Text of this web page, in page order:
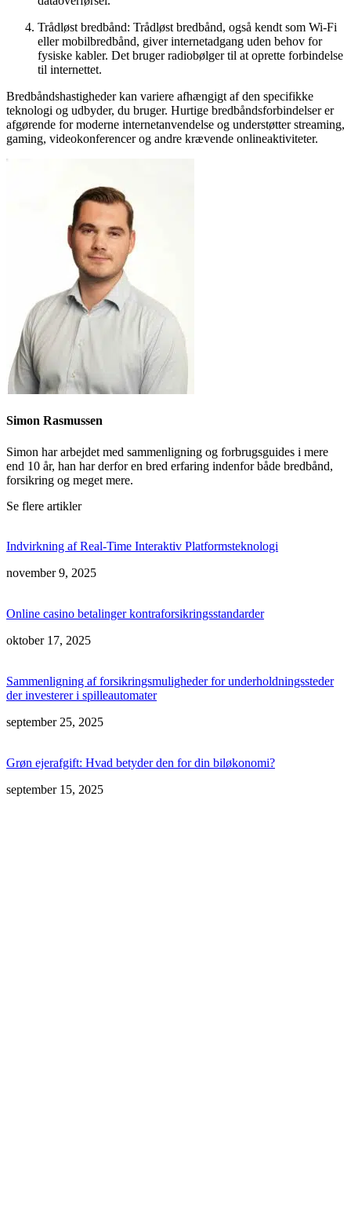
Trådløst bredbånd: Trådløst bredbånd, også kendt som Wi-Fi
eller mobilbredbånd, giver internetadgang uden behov for
fysiske kabler. Det bruger radiobølger til at oprette forbindelse
til internettet.
Bredbåndshastigheder kan variere afhængigt af den specifikke
teknologi og udbyder, du bruger. Hurtige bredbåndsforbindelser er
afgørende for moderne internetanvendelse og understøtter streaming,
gaming, videokonferencer og andre krævende onlineaktiviteter.
Simon Rasmussen
Simon har arbejdet med sammenligning og forbrugsguides i mere
end 10 år, han har derfor en bred erfaring indenfor både bredbånd,
forsikring og meget mere.
Se flere artikler
Indvirkning af Real-Time Interaktiv Platformsteknologi
november 9, 2025
Online casino betalinger kontraforsikringsstandarder
oktober 17, 2025
Sammenligning af forsikringsmuligheder for underholdningssteder
der investerer i spilleautomater
september 25, 2025
Grøn ejerafgift: Hvad betyder den for din biløkonomi?
september 15, 2025